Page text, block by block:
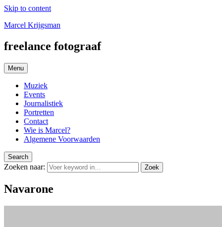
Skip to content
Marcel Krijgsman
freelance fotograaf
Menu
Muziek
Events
Journalistiek
Portretten
Contact
Wie is Marcel?
Algemene Voorwaarden
Search
Zoeken naar: Zoek
Navarone